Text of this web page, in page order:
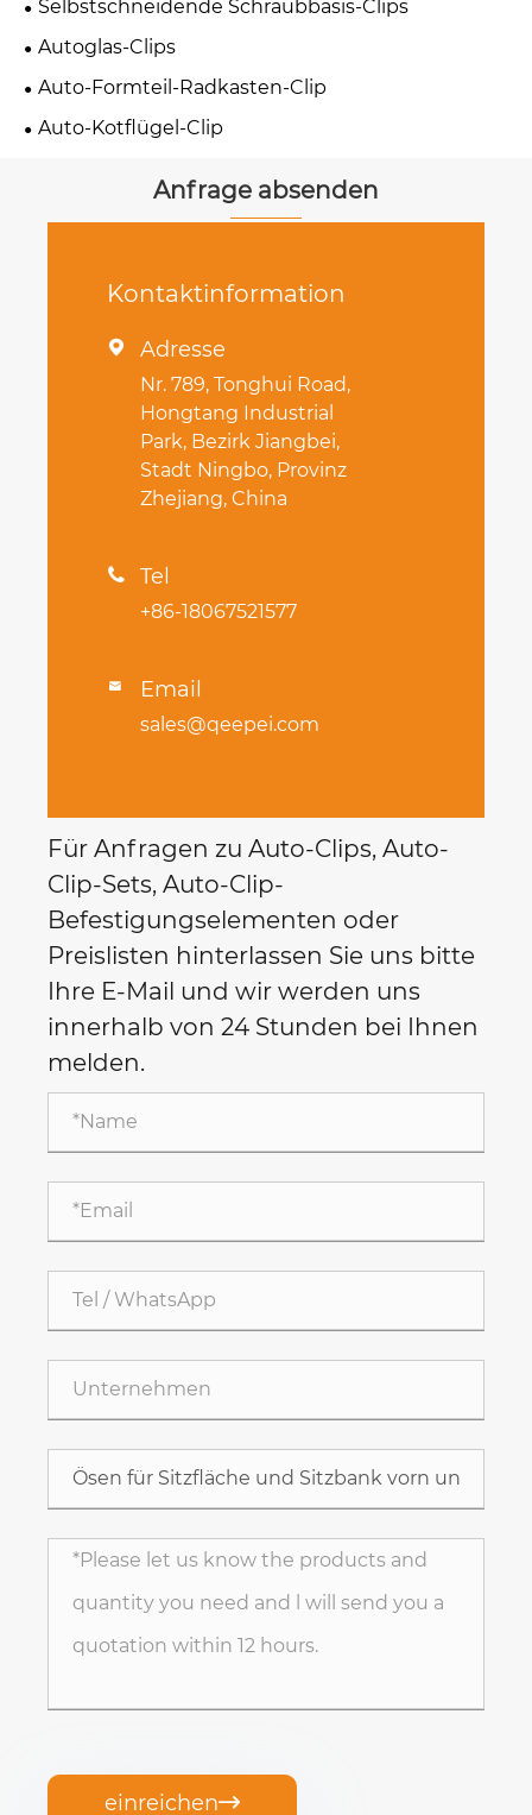
Selbstschneidende Schraubbasis-Clips
Autoglas-Clips
Auto-Formteil-Radkasten-Clip
Auto-Kotflügel-Clip
Anfrage absenden
Kontaktinformation
 Adresse
Nr. 789, Tonghui Road,
Hongtang Industrial
Park, Bezirk Jiangbei,
Stadt Ningbo, Provinz
Zhejiang, China
 Tel
+86-18067521577
 Email
sales@qeepei.com
Für Anfragen zu Auto-Clips, Auto-
Clip-Sets, Auto-Clip-
Befestigungselementen oder
Preislisten hinterlassen Sie uns bitte
Ihre E-Mail und wir werden uns
innerhalb von 24 Stunden bei Ihnen
melden.
einreichen